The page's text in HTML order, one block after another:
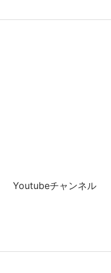
Youtubeチャンネル